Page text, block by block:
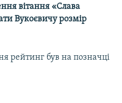
вітання «Слава
Вукоєвичу розмір
рейтинг був на позначці